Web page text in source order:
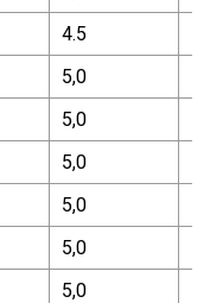
4.5
5,0
5,0
5,0
5,0
5,0
5,0